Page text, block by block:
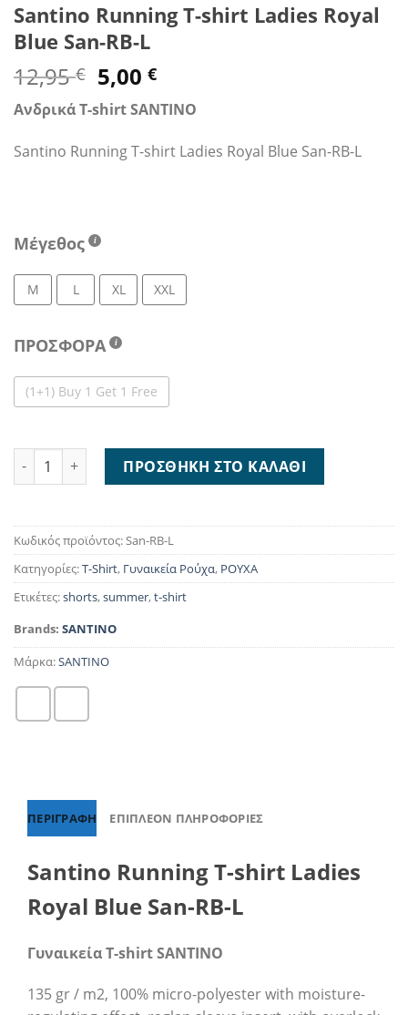
Santino Running T-shirt Ladies Royal
Blue San-RB-L
12,95€ Original
price
was:
12,95 €.
5,00€Η
τρέχουσα
τιμή
είναι:
5,00 €.
Ανδρικά T-shirt SANTINO
Santino Running T-shirt Ladies Royal Blue San-RB-L
Μέγεθος
M L XL XXL
ΠΡΟΣΦΟΡΑ
(1+1) Buy 1 Get 1 Free
Santino Running T-shirt Ladies Royal Blue San-RB-L ποσότητα
ΠΡΟΣΘΉΚΗ ΣΤΟ ΚΑΛΆΘΙ
Κωδικός προϊόντος:San-RB-L
Κατηγορίες:T-Shirt, Γυναικεία Ρούχα, ΡΟΥΧΑ
Ετικέτες:shorts,summer,t-shirt
Brands: SANTINO
Μάρκα:SANTINO
ΠΕΡΙΓΡΑΦΉ ΕΠΙΠΛΈΟΝ ΠΛΗΡΟΦΟΡΊΕΣ
Santino Running T-shirt Ladies
Royal Blue San-RB-L
Γυναικεία T-shirt SANTINO
135 gr / m2, 100% micro-polyester with moisture-